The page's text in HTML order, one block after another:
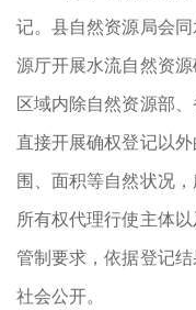
记。县自然资源局会
源厅开展水流自然资
区域内除自然资源部
直接开展确权登记以
围、面积等自然状况
所有权代理行使主体
管制要求，依据登记
社会公开。